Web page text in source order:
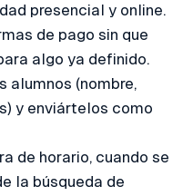
presencial y online.
de pago sin que
algo ya definido.
alumnos (nombre,
y enviártelos como
de horario, cuando se
la búsqueda de